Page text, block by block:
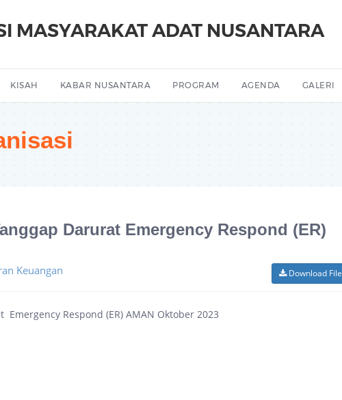
MASYARAKAT ADAT NUSANTARA
KISAH KABAR NUSANTARA PROGRAM AGENDA GALERI
Darurat Emergency Respond (ER)
Download File
Keuangan
Respond (ER) AMAN Oktober 2023